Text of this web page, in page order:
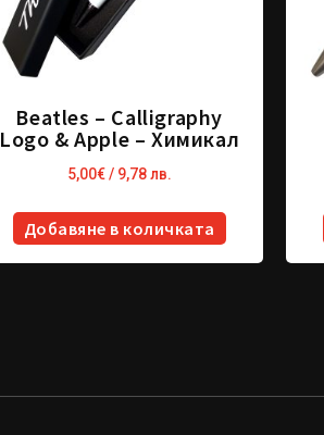
Beatles – Calligraphy
Logo & Apple – Химикал
5,00€/ 9,78 лв.
Добавяне в количката